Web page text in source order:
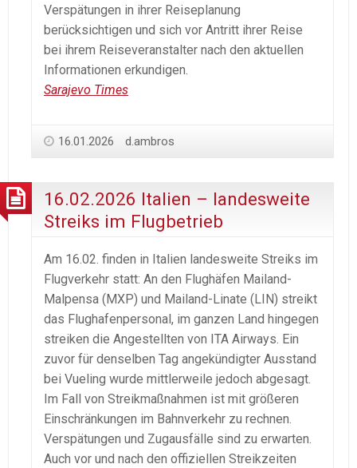
Verspätungen in ihrer Reiseplanung
berücksichtigen und sich vor Antritt ihrer Reise
bei ihrem Reiseveranstalter nach den aktuellen
Informationen erkundigen.
Sarajevo Times
16.01.2026 d.ambros
16.02.2026 Italien – landesweite
Streiks im Flugbetrieb
Am 16.02. finden in Italien landesweite Streiks im
Flugverkehr statt: An den Flughäfen Mailand-
Malpensa (MXP) und Mailand-Linate (LIN) streikt
das Flughafenpersonal, im ganzen Land hingegen
streiken die Angestellten von ITA Airways. Ein
zuvor für denselben Tag angekündigter Ausstand
bei Vueling wurde mittlerweile jedoch abgesagt.
Im Fall von Streikmaßnahmen ist mit größeren
Einschränkungen im Bahnverkehr zu rechnen.
Verspätungen und Zugausfälle sind zu erwarten.
Auch vor und nach den offiziellen Streikzeiten